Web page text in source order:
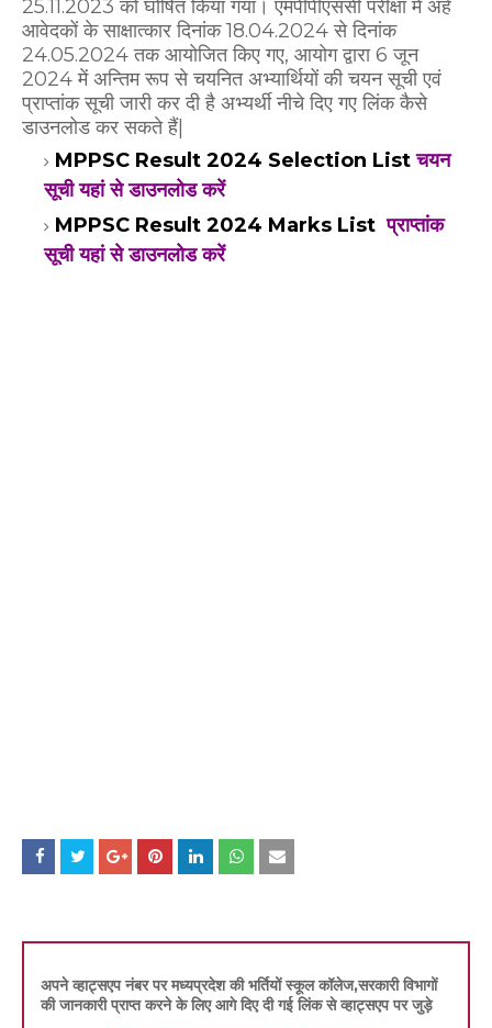
25.11.2023 को घोषित किया गया। एमपीपीएससी परीक्षा में अर्ह
आवेदकों के साक्षात्कार दिनांक 18.04.2024 से दिनांक
24.05.2024 तक आयोजित किए गए, आयोग द्वारा 6 जून
2024 में अन्तिम रूप से चयनित अभ्यार्थियों की चयन सूची एवं
प्राप्तांक सूची जारी कर दी है अभ्यर्थी नीचे दिए गए लिंक कैसे
डाउनलोड कर सकते हैं|
MPPSC Result 2024 Selection List चयन
सूची यहां से डाउनलोड करें
MPPSC Result 2024 Marks List प्राप्तांक
सूची यहां से डाउनलोड करें
अपने व्हाट्सएप नंबर पर मध्यप्रदेश की भर्तियों स्कूल कॉलेज,सरकारी विभागों
की जानकारी प्राप्त करने के लिए आगे दिए दी गई लिंक से व्हाट्सएप पर जुड़े